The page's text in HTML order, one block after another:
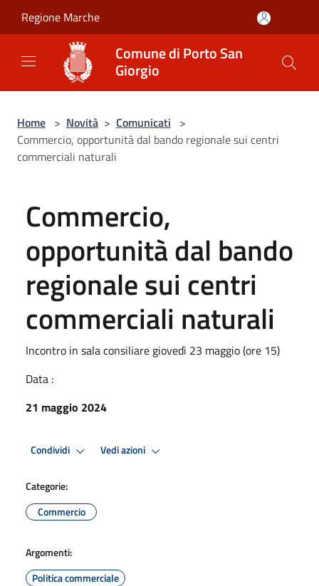
Regione Marche
Comune di Porto San
Giorgio
Home > Novità > Comunicati >
Commercio, opportunità dal bando regionale sui centri
commerciali naturali
Commercio,
opportunità dal bando
regionale sui centri
commerciali naturali
Incontro in sala consiliare giovedì 23 maggio (ore 15)
Data :
21 maggio 2024
Condividi Vedi azioni
Categorie:
Commercio
Argomenti:
Politica commerciale